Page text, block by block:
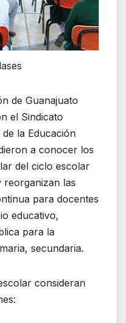
de Guanajuato
el Sindicato
la Educación
a conocer los
del ciclo escolar
reorganizan las
para docentes
educativo,
para la
secundaria.
consideran